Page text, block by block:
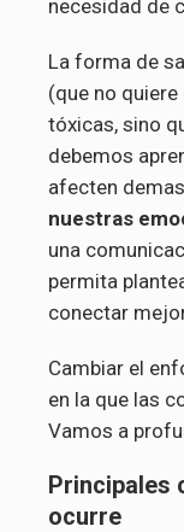
necesidad de
La forma de
(que no
tóxicas, sino
debemos
afecten
nuestras
una
permita
conectar
Cambiar el
en la que las
Vamos a
Principales
ocurre